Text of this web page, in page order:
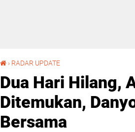
› RADAR UPDATE
Dua Hari Hilang,
Ditemukan,
Bersama